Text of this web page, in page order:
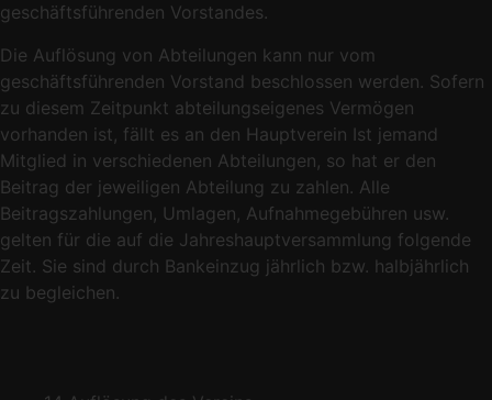
geschäftsführenden Vorstandes.
Die Auflösung von Abteilungen kann nur vom
geschäftsführenden Vorstand beschlossen werden. Sofern
zu diesem Zeitpunkt abteilungseigenes Vermögen
vorhanden ist, fällt es an den Hauptverein Ist jemand
Mitglied in verschiedenen Abteilungen, so hat er den
Beitrag der jeweiligen Abteilung zu zahlen. Alle
Beitragszahlungen, Umlagen, Aufnahmegebühren usw.
gelten für die auf die Jahreshauptversammlung folgende
Zeit. Sie sind durch Bankeinzug jährlich bzw. halbjährlich
zu begleichen.